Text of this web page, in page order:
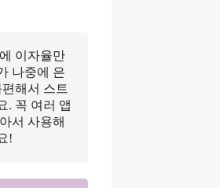
이자율만
나중에 은
해서 스트
. 꼭 여러 앱
서 사용해
!